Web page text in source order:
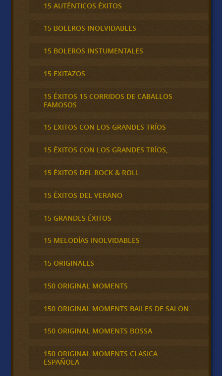
15 AUTÉNTICOS ÉXITOS
15 BOLEROS INOLVIDABLES
15 BOLEROS INSTUMENTALES
15 EXITAZOS
15 ÉXITOS 15 CORRIDOS DE CABALLOS
FAMOSOS
15 EXITOS CON LOS GRANDES TRÍOS
15 ÉXITOS CON LOS GRANDES TRÍOS,
15 ÉXITOS DEL ROCK & ROLL
15 ÉXITOS DEL VERANO
15 GRANDES ÉXITOS
15 MELODÍAS INOLVIDABLES
15 ORIGINALES
150 ORIGINAL MOMENTS
150 ORIGINAL MOMENTS BAILES DE SALON
150 ORIGINAL MOMENTS BOSSA
150 ORIGINAL MOMENTS CLASICA
ESPAÑOLA